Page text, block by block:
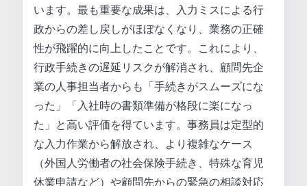
います。最も重要な成果は、入力ミスによる行
政からの差し戻しがほぼなくなり、業務の正確
性が飛躍的に向上したことです。これにより、
行政手続きの遅延リスクが解消され、顧問先企
業の人事担当者からも「手続きがスムーズにな
った」「入社時の書類準備が格段に楽になっ
た」と高い評価を得ています。事務員は定型的
な入力作業から解放され、より複雑なケース
（外国人労働者の社会保険手続き、特殊な育児
休業申請など）や顧問先からの緊急の相談対応